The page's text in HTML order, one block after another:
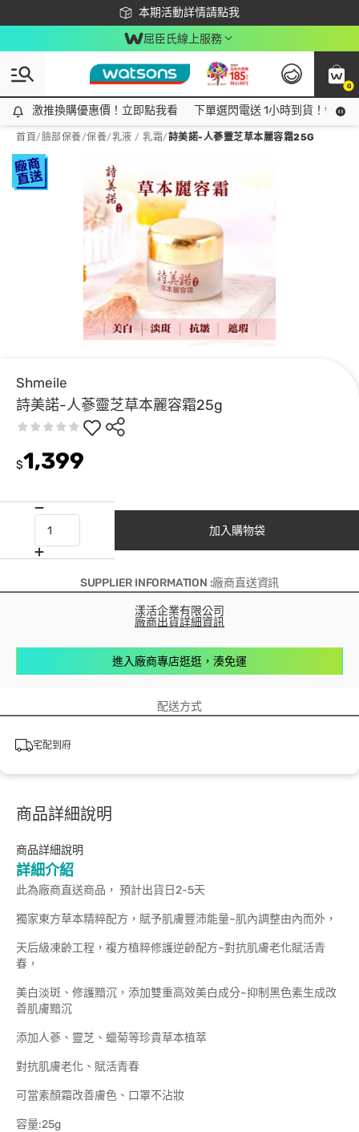
本期活動詳情請點我
下載app最高回饋$350
屈臣氏線上服務
0
激推換購優惠價！立即點我看
激推換購優惠價！立即點我看 下單選閃電送 1小時到貨！領神
首頁/臉部保養/保養/乳液 / 乳霜/詩美諾-人蔘靈芝草本麗容霜25G
Shmeile
詩美諾-人蔘靈芝草本麗容霜25g
$1,399
加入購物袋
SUPPLIER INFORMATION :廠商直送資訊
漾活企業有限公司
廠商出貨詳細資訊
進入廠商專店逛逛，湊免運
配送方式
宅配到府
商品詳細說明
商品詳細說明
詳細介紹
此為廠商直送商品， 預計出貨日2-5天
獨家東方草本精粹配方，賦予肌膚豐沛能量~肌內調整由內而外，
天后級凍齡工程，複方植粹修護逆齡配方~對抗肌膚老化賦活青
春，
美白淡斑、修護黯沉，添加雙重高效美白成分~抑制黑色素生成改
善肌膚黯沉
添加人蔘、靈芝、蠟菊等珍貴草本植萃
對抗肌膚老化、賦活青春
可當素顏霜改善膚色、口罩不沾妝
容量:25g